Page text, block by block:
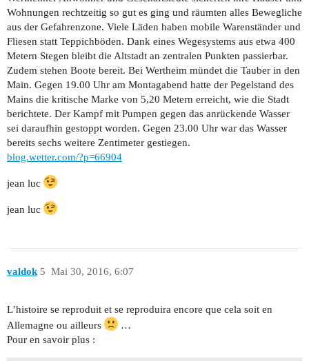
Wohnungen rechtzeitig so gut es ging und räumten alles Bewegliche
aus der Gefahrenzone. Viele Läden haben mobile Warenständer und
Fliesen statt Teppichböden. Dank eines Wegesystems aus etwa 400
Metern Stegen bleibt die Altstadt an zentralen Punkten passierbar.
Zudem stehen Boote bereit. Bei Wertheim mündet die Tauber in den
Main. Gegen 19.00 Uhr am Montagabend hatte der Pegelstand des
Mains die kritische Marke von 5,20 Metern erreicht, wie die Stadt
berichtete. Der Kampf mit Pumpen gegen das anrückende Wasser
sei daraufhin gestoppt worden. Gegen 23.00 Uhr war das Wasser
bereits sechs weitere Zentimeter gestiegen.
blog.wetter.com/?p=66904
jean luc
jean luc
valdok Mai 30, 2016, 6:07
5
L’histoire se reproduit et se reproduira encore que cela soit en
Allemagne ou ailleurs
…
Pour en savoir plus :